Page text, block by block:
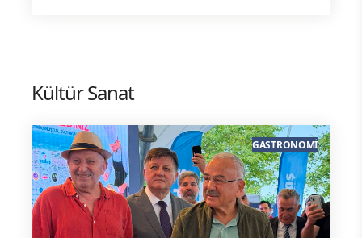
Kültür Sanat
GASTRONOMI